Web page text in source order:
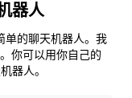
器人
单的聊天机器人。我
你可以用你自己的
器人。